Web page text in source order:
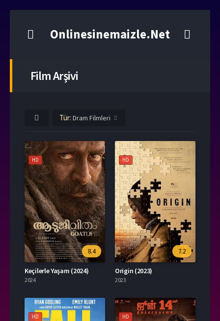
Onlinesinemaizle.Net
Film Arşivi
Tür: Dram Filmleri
HD
8.4
Keçilerle Yaşam (2024)
2024
HD
7.2
Origin (2023)
2023
HD HD